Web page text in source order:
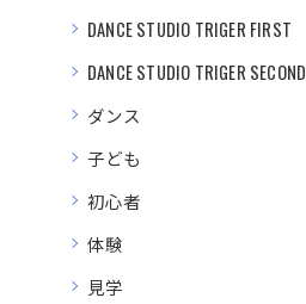
DANCE STUDIO TRIGER FIRST
DANCE STUDIO TRIGER SECOND
ダンス
子ども
初心者
体験
見学